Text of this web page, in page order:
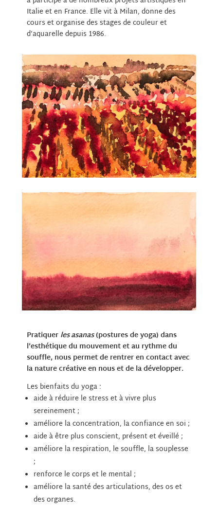
Italie et en France. Elle vit à Milan, donne des
cours et organise des stages de couleur et
d’aquarelle depuis 1986.
Pratiquer les asanas(postures de yoga) dans
l’esthétique du mouvement et au rythme du
souffle, nous permet de rentrer en contact avec
la nature créative en nous et de la développer.
Les bienfaits du yoga :
aide à réduire le stress et à vivre plus
sereinement ;
améliore la concentration, la confiance en soi ;
aide à être plus conscient, présent et éveillé ;
améliore la respiration, le souffle, la souplesse
;
renforce le corps et le mental ;
améliore la santé des articulations, des os et
des organes.